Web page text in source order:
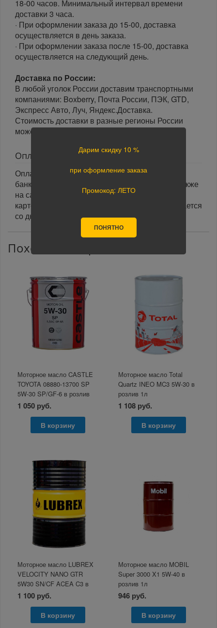
18-00 часов. Минимальный интервал времени
доставки 3 часа.
· При оформлении заказа до 15-00, доставка
осуществляется в день заказа.
· При оформлении заказа после 15-00, доставка
осуществляется на следующий день.
Доставка по России:
В любой уголок России доставим транспортными
компаниями: Boxberry, Почта России, ПЭК, GTD,
Экспресс Авто, Луч, Яндекс.Доставка.
Стоимость доставки в разные регионы России
может отличаться.
Оплата
Оплата заказа осуществляется наличными или
банковской картой курьеру при получении, а также
на сайте при оформлении заказа. При оплате
картой на сайте указанный срок доставки считается
со дня поступления оплаты.
Похожие товары
Моторное масло CASTLE
TOYOTA 08880-13700 SP
5W-30 SP/GF-6 в розлив
1л.
1 050 руб.
В корзину
Моторное масло Total
Quartz INEO MC3 5W-30 в
розлив 1л
1 108 руб.
В корзину
Моторное масло LUBREX
VELOCITY NANO GTR
5W30 SN/CF ACEA C3 в
розлив 1л
1 100 руб.
В корзину
Моторное масло MOBIL
Super 3000 X1 5W-40 в
розлив 1л
946 руб.
В корзину
Дарим скидку 10 %
при оформление заказа
Промокод: ЛЕТО
ПОНЯТНО